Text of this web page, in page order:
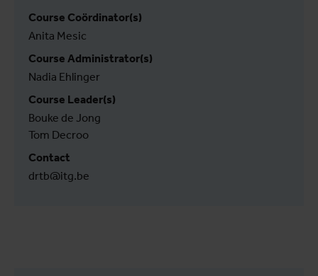
Course Coördinator(s)
Anita Mesic
Course Administrator(s)
Nadia Ehlinger
Course Leader(s)
Bouke de Jong
Tom Decroo
Contact
drtb@itg.be